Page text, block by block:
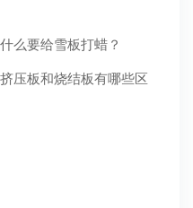
么要给雪板打蜡？
压板和烧结板有哪些区